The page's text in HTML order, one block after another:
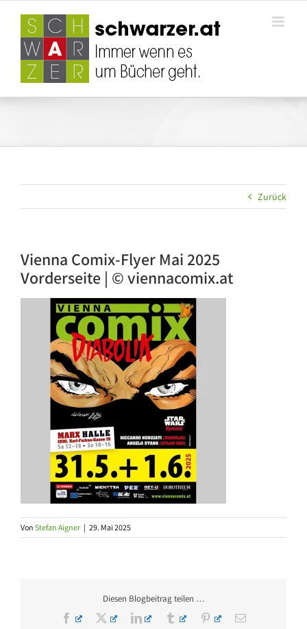
springen
Zurück
Vienna Comix-Flyer Mai 2025
Vorderseite | © viennacomix.at
Von Stefan Aigner | 29. Mai 2025
Diesen Blogbeitrag teilen …
Facebook
X LinkedInTumblr PinterestE-